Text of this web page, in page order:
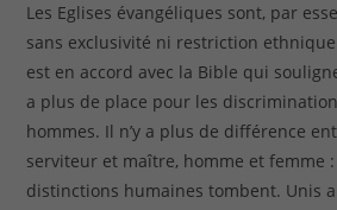
Les Eglises évangéliques sont, par
sans exclusivité ni restriction
est en accord avec la Bible qui
a plus de place pour les
hommes. Il n’y a plus de différence
serviteur et maître, homme et femme
distinctions humaines tombent. Unis